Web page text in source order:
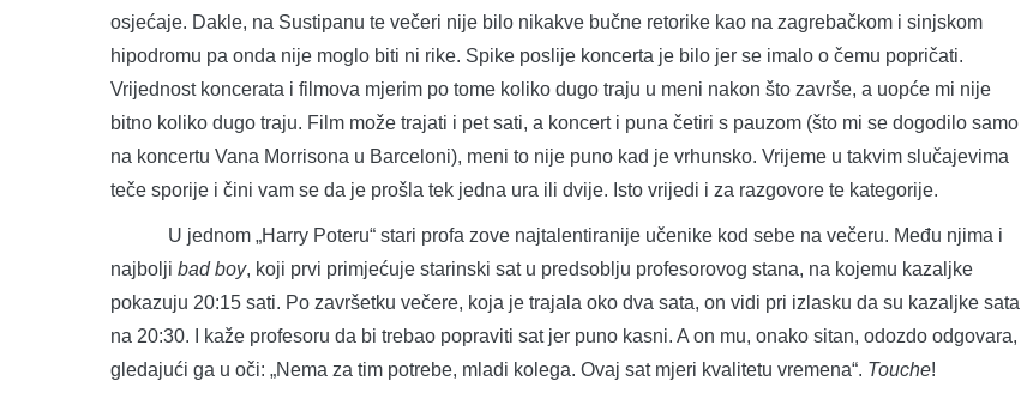
osjećaje. Dakle, na Sustipanu te večeri nije bilo nikakve bučne retorike kao na zagrebačkom i sinjskom
hipodromu pa onda nije moglo biti ni rike. Spike poslije koncerta je bilo jer se imalo o čemu popričati.
Vrijednost koncerata i filmova mjerim po tome koliko dugo traju u meni nakon što završe, a uopće mi nije
bitno koliko dugo traju. Film može trajati i pet sati, a koncert i puna četiri s pauzom (što mi se dogodilo samo
na koncertu Vana Morrisona u Barceloni), meni to nije puno kad je vrhunsko. Vrijeme u takvim slučajevima
teče sporije i čini vam se da je prošla tek jedna ura ili dvije. Isto vrijedi i za razgovore te kategorije.
U jednom „Harry Poteru“ stari profa zove najtalentiranije učenike kod sebe na večeru. Među njima i
najbolji bad boy, koji prvi primjećuje starinski sat u predsoblju profesorovog stana, na kojemu kazaljke
pokazuju 20:15 sati. Po završetku večere, koja je trajala oko dva sata, on vidi pri izlasku da su kazaljke sata
na 20:30. I kaže profesoru da bi trebao popraviti sat jer puno kasni. A on mu, onako sitan, odozdo odgovara,
gledajući ga u oči: „Nema za tim potrebe, mladi kolega. Ovaj sat mjeri kvalitetu vremena“. Touche!